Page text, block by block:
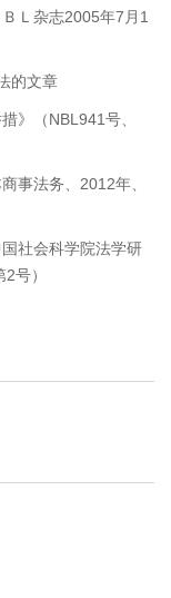
Ｌ杂志2005年7月1
的文章
》（NBL941号、
事法务、2012年、
社会科学院法学研
号）